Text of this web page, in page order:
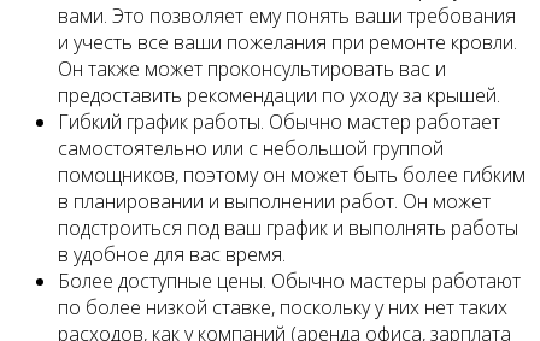
вами. Это позволяет ему понять ваши требования
и учесть все ваши пожелания при ремонте кровли.
Он также может проконсультировать вас и
предоставить рекомендации по уходу за крышей.
Гибкий график работы. Обычно мастер работает
самостоятельно или с небольшой группой
помощников, поэтому он может быть более гибким
в планировании и выполнении работ. Он может
подстроиться под ваш график и выполнять работы
в удобное для вас время.
Более доступные цены. Обычно мастеры работают
по более низкой ставке, поскольку у них нет таких
расходов, как у компаний (аренда офиса, зарплата